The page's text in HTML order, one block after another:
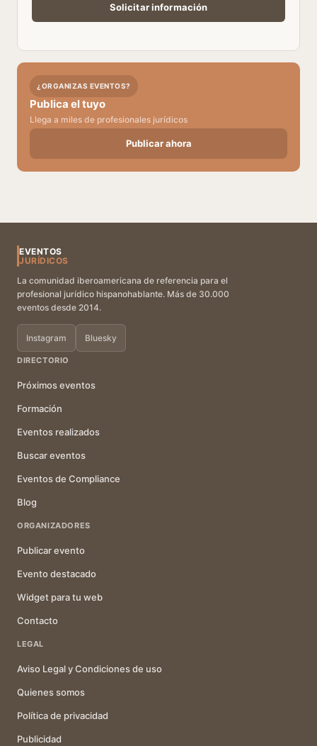
¿ORGANIZAS EVENTOS?
Publica el tuyo
Llega a miles de profesionales jurídicos
Publicar ahora
EVENTOS
JURÍDICOS
La comunidad iberoamericana de referencia para el
profesional jurídico hispanohablante. Más de 30.000
eventos desde 2014.
Instagram Bluesky
DIRECTORIO
Próximos eventos
Formación
Eventos realizados
Buscar eventos
Eventos de Compliance
Blog
ORGANIZADORES
Publicar evento
Evento destacado
Widget para tu web
Contacto
LEGAL
Aviso Legal y Condiciones de uso
Quienes somos
Política de privacidad
Publicidad